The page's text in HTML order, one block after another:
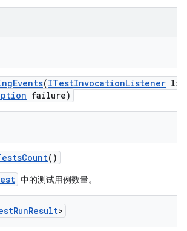
Events(ITestInvocationListener
failure)
Count()
中的测试用例数量。
RunResult>